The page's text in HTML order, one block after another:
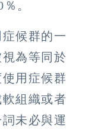
。
候群的一
為等同於
用症候群
組織或者
未必與運